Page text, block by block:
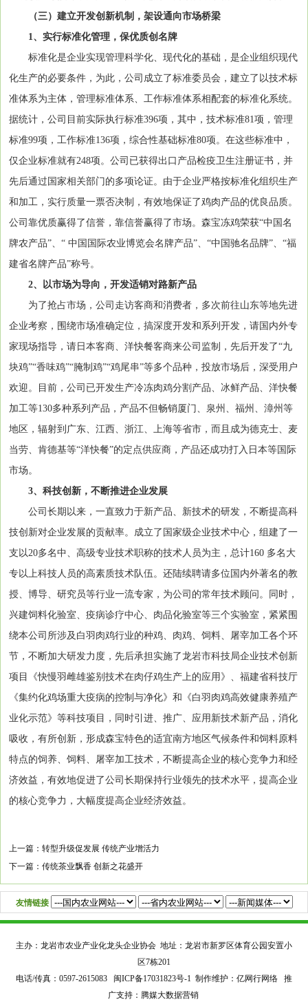
（三）建立开发创新机制，架设通向市场桥梁
1、实行标准化管理，保优质创名牌
标准化是企业实现管理科学化、现代化的基础，是企业组织现代
化生产的必要条件，为此，公司成立了标准委员会，建立了以技术标
准体系为主体，管理标准体系、工作标准体系相配套的标准化系统。
据统计，公司目前实际执行标准396项，其中，技术标准81项，管理
标准99项，工作标准136项，综合性基础标准80项。在这些标准中，
仅企业标准就有248项。公司已获得出口产品检疫卫生注册证书，并
先后通过国家相关部门的多项论证。由于企业严格按标准化组织生产
和加工，实行质量一票否决制，有效地保证了鸡肉产品的优良品质。
公司靠优质赢得了信誉，靠信誉赢得了市场。森宝冻鸡荣获“中国名
牌农产品”、“ 中国国际农业博览会名牌产品”、“中国驰名品牌”、“福
建省名牌产品”称号。
2、以市场为导向，开发适销对路新产品
为了抢占市场，公司走访客商和消费者，多次前往山东等地先进
企业考察，围绕市场准确定位，搞深度开发和系列开发，请国内外专
家现场指导，请日本客商、洋快餐客商来公司监制，先后开发了“九
块鸡”“香味鸡”“腌制鸡”“鸡尾串”等多个品种，投放市场后，深受用户
欢迎。目前，公司已开发生产冷冻肉鸡分割产品、冰鲜产品、洋快餐
加工等130多种系列产品，产品不但畅销厦门、泉州、福州、漳州等
地区，辐射到广东、江西、浙江、上海等省市，而且成为德克士、麦
当劳、肯德基等“洋快餐”的定点供应商，产品还成功打入日本等国际
市场。
3、科技创新，不断推进企业发展
公司长期以来，一直致力于新产品、新技术的研发，不断提高科
技创新对企业发展的贡献率。成立了国家级企业技术中心，组建了一
支以20多名中、高级专业技术职称的技术人员为主，总计160 多名大
专以上科技人员的高素质技术队伍。还陆续聘请多位国内外著名的教
授、博导、研究员等行业一流专家，为公司的常年技术顾问。同时，
兴建饲料化验室、疫病诊疗中心、肉品化验室等三个实验室，紧紧围
绕本公司所涉及白羽肉鸡行业的种鸡、肉鸡、饲料、屠宰加工各个环
节，不断加大研发力度，先后承担实施了龙岩市科技局企业技术创新
项目《快慢羽雌雄鉴别技术在肉仔鸡生产上的应用》、福建省科技厅
《集约化鸡场重大疫病的控制与净化》和《白羽肉鸡高效健康养殖产
业化示范》等科技项目，同时引进、推广、应用新技术新产品，消化
吸收，有所创新，形成森宝特色的适宜南方地区气候条件和饲料原料
特点的饲养、饲料、屠宰加工技术，不断提高企业的核心竞争力和经
济效益，有效地促进了公司长期保持行业领先的技术水平，提高企业
的核心竞争力，大幅度提高企业经济效益。
上一篇： 转型升级促发展 传统产业增活力
下一篇： 传统茶业飘香 创新之花盛开
友情链接
主办：龙岩市农业产业化龙头企业协会 地址：龙岩市新罗区体育公园安置小
区7栋201
电话/传真：0597-2615083 闽ICP备17031823号-1 制作维护：亿网行网络 推
广支持：腾媒大数据营销